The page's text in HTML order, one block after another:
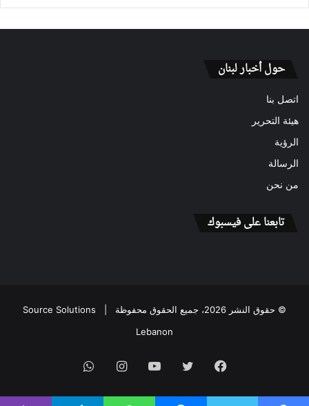
حول أخبار لبنان
اتصل بنا
هيئة التحرير
الرؤية
الرسالة
من نحن
تابعنا على فيسبوك
© حقوق النشر 2026، جميع الحقوق محفوظة |
Source Solutions
Lebanon
فيسبوك تويتر يوتيوبانستقرامواتساب